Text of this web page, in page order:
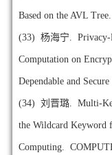
Based on the AVL
(33) 杨海宁. Privacy-
Computation on
Dependable and
(34) 刘晋璐. Multi-
the Wildcard Keyword
Computing.